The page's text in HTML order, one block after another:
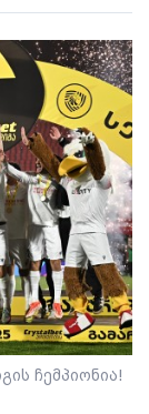
ჩემპიონია!